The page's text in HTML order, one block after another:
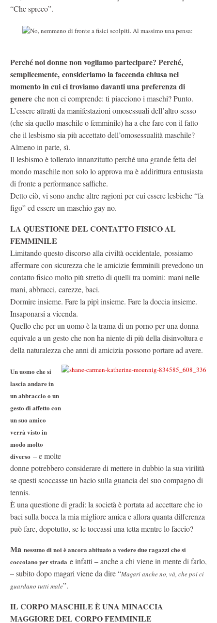
“Che spreco”.
Perché noi donne non vogliamo partecipare? Perché,
semplicemente, consideriamo la faccenda chiusa nel
momento in cui ci troviamo davanti una preferenza di
genere che non ci comprende: ti piacciono i maschi? Punto.
L’essere attratti da manifestazioni omosessuali dell’altro sesso
(che sia quello maschile o femminile) ha a che fare con il fatto
che il lesbismo sia più accettato dell’omosessualità maschile?
Almeno in parte, sì.
Il lesbismo è tollerato innanzitutto perché una grande fetta del
mondo maschile non solo lo approva ma è addirittura entusiasta
di fronte a performance saffiche.
Detto ciò, vi sono anche altre ragioni per cui essere lesbiche “fa
figo” ed essere un maschio gay no.
LA QUESTIONE DEL CONTATTO FISICO AL
FEMMINILE
Limitando questo discorso alla civiltà occidentale, possiamo
affermare con sicurezza che le amicizie femminili prevedono un
contatto fisico molto più stretto di quelli tra uomini: mani nelle
mani, abbracci, carezze, baci.
Dormire insieme. Fare la pipì insieme. Fare la doccia insieme.
Insaponarsi a vicenda.
Quello che per un uomo è la trama di un porno per una donna
equivale a un gesto che non ha niente di più della disinvoltura e
della naturalezza che anni di amicizia possono portare ad avere.
Un uomo che si
lascia andare in
un abbraccio o un
gesto di affetto con
un suo amico
verrà visto in
modo molto
diverso – e molte
donne potrebbero considerare di mettere in dubbio la sua virilità
se questi scoccasse un bacio sulla guancia del suo compagno di
tennis.
È una questione di gradi: la società è portata ad accettare che io
baci sulla bocca la mia migliore amica e allora quanta differenza
può fare, dopotutto, se le toccassi una tetta mentre lo faccio?
Ma nessuno di noi è ancora abituato a vedere due ragazzi che si
coccolano per strada e infatti – anche a chi viene in mente di farlo,
– subito dopo magari viene da dire “Magari anche no, và, che poi ci
guardano tutti male”.
IL CORPO MASCHILE È UNA MINACCIA
MAGGIORE DEL CORPO FEMMINILE